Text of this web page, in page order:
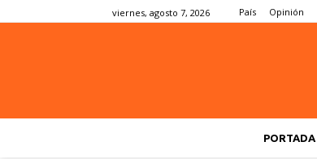
viernes, agosto 7, 2026 País Opinión
PORTADA